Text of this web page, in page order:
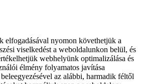
elfogadásával nyomon követhetjük a
viselkedést a weboldalunkon belül, és
webhelyünk optimalizálása és
élmény folyamatos javítása
az alábbi, harmadik féltől